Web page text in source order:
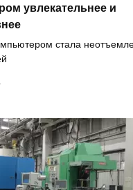
увлекательнее и
стала